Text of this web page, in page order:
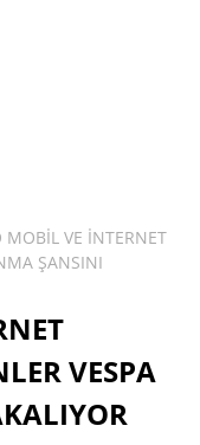
MOBİL VE İNTERNET
ŞANSINI
VESPA